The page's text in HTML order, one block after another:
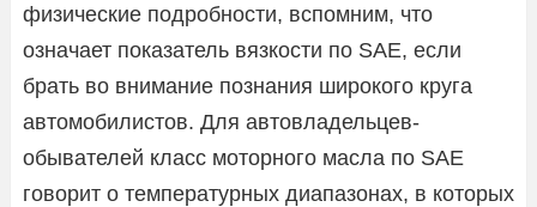
физические подробности, вспомним, что
означает показатель вязкости по SAE, если
брать во внимание познания широкого круга
автомобилистов. Для автовладельцев-
обывателей класс моторного масла по SAE
говорит о температурных диапазонах, в которых